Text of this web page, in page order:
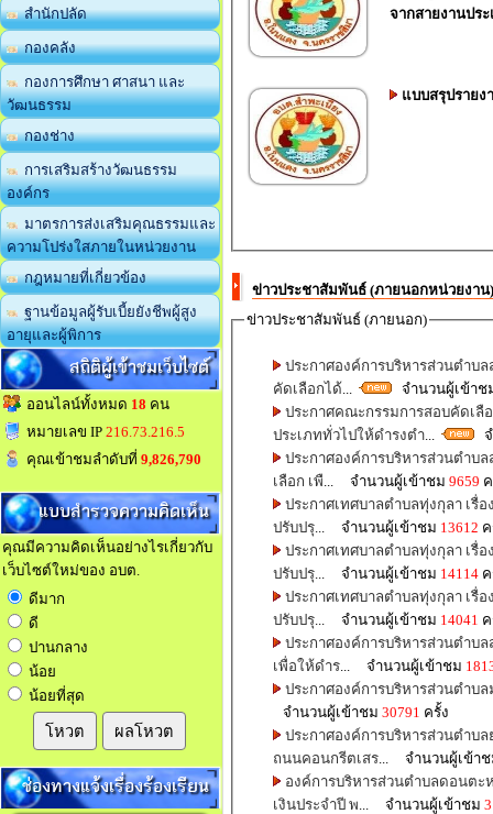
สำนักปลัด
กองคลัง
กองการศึกษา ศาสนา และ
วัฒนธรรม
กองช่าง
การเสริมสร้างวัฒนธรรม
องค์กร
มาตรการส่งเสริมคุณธรรมและ
ความโปร่งใสภายในหน่วยงาน
กฎหมายที่เกี่ยวข้อง
ฐานข้อมูลผู้รับเบี้ยยังชีพผู้สูง
อายุและผู้พิการ
สถิติผู้เข้าชมเว็บไซต์
ออนไลน์ทั้งหมด 18 คน
หมายเลข IP 216.73.216.5
คุณเข้าชมลำดับที่ 9,826,790
แบบสำรวจความคิดเห็น
คุณมีความคิดเห็นอย่างไรเกี่ยวกับ
เว็บไซต์ใหม่ของ อบต.
ดีมาก
ดี
ปานกลาง
น้อย
น้อยที่สุด
โหวต ผลโหวต
ช่องทางแจ้งเรื่องร้องเรียน
จากสายงานปร
แบบสรุปรายง
ข่าวประชาสัมพันธ์ (ภายนอกหน่วยงาน)
ข่าวประชาสัมพันธ์ (ภายนอก)
ประกาศองค์การบริหารส่วนตำบ
คัดเลือกได้
จำนวนผู้เข้า
ประกาศคณะกรรมการสอบคัดเลื
ประเภททั่วไปให้ดำรงตำ
ประกาศองค์การบริหารส่วนตำบ
เลือก เพื ... จำนวนผู้เข้าชม 9659
ประกาศเทศบาลตำบลทุ่งกุลา เรื่
ปรับปรุ ... จำนวนผู้เข้าชม 13612
ประกาศเทศบาลตำบลทุ่งกุลา เรื่
ปรับปรุ ... จำนวนผู้เข้าชม 14114
ประกาศเทศบาลตำบลทุ่งกุลา เรื่
ปรับปรุ ... จำนวนผู้เข้าชม 14041
ประกาศองค์การบริหารส่วนตำบ
เพื่อให้ดำร ... จำนวนผู้เข้าชม
จำนวนผู้เข้าชม 30791 ครั้ง
ประกาศองค์การบริหารส่วนตำบล
ถนนคอนกรีตเสร ... จำนวนผู้เข้า
องค์การบริหารส่วนตำบลดอนตะ
เงินประจำปี พ ... จำนวนผู้เข้าชม